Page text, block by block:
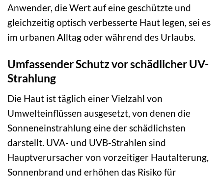
Anwender, die Wert auf eine geschützte und
gleichzeitig optisch verbesserte Haut legen, sei es
im urbanen Alltag oder während des Urlaubs.
Umfassender Schutz vor schädlicher UV-
Strahlung
Die Haut ist täglich einer Vielzahl von
Umwelteinflüssen ausgesetzt, von denen die
Sonneneinstrahlung eine der schädlichsten
darstellt. UVA- und UVB-Strahlen sind
Hauptverursacher von vorzeitiger Hautalterung,
Sonnenbrand und erhöhen das Risiko für